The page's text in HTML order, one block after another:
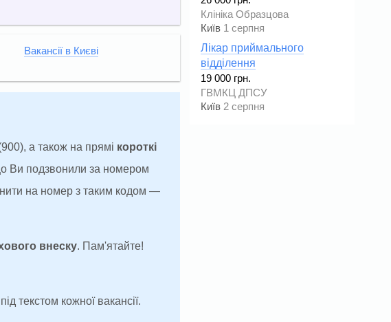
Вакансії в Києві
а також на прямі короткі
Ви подзвонили за номером
на номер з таким кодом —
внеску. Пам'ятайте!
текстом кожної вакансії.
Клініка Образцова
Київ 1 серпня
Лікар приймального
відділення
19 000 грн.
ГВМКЦ ДПСУ
Київ 2 серпня